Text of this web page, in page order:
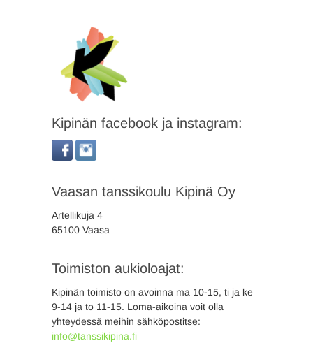
Kipinän facebook ja instagram:
Vaasan tanssikoulu Kipinä Oy
Artellikuja 4
65100 Vaasa
Toimiston aukioloajat:
Kipinän toimisto on avoinna ma 10-15, ti ja ke
9-14 ja to 11-15. Loma-aikoina voit olla
yhteydessä meihin sähköpostitse:
info@tanssikipina.fi